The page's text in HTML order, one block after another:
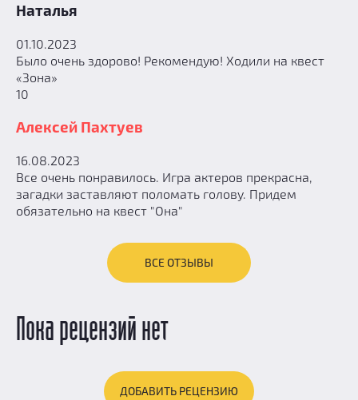
Наталья
01.10.2023
Было очень здорово! Рекомендую! Ходили на квест
«Зона»
10
Алексей Пахтуев
16.08.2023
Все очень понравилось. Игра актеров прекрасна,
загадки заставляют поломать голову. Придем
обязательно на квест "Она"
ВСЕ ОТЗЫВЫ
Пока рецензий нет
ДОБАВИТЬ РЕЦЕНЗИЮ